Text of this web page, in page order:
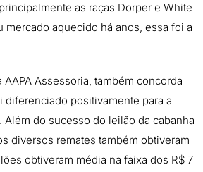
as raças Dorper e White
mercado aquecido há anos, essa foi a
Assessoria, também concorda
positivamente para a
do sucesso do leilão da cabanha
diversos remates também obtiveram
obtiveram média na faixa dos R$ 7